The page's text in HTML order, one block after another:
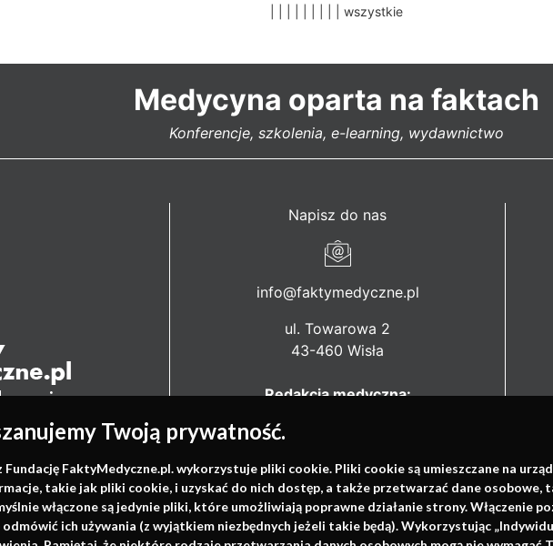
Twoją prywatność.
FaktyMedyczne.pl. wykorzystuje pliki cookie. Pliki cookie są umieszczane na
takie jak pliki cookie, i uzyskać do nich dostęp, a także przetwarzać dane
włączone są jedynie pliki, które umożliwiają poprawne działanie strony. Włączenie
ich używania (z wyjątkiem niezbędnych jeżeli takie będą). Wykorzystując
wszystkie
Medycyna oparta na faktach
Konferencje, szkolenia, e-learning, wydawnictwo
Napisz do nas
info@faktymedyczne.pl
ul. Towarowa 2
43-460 Wisła
Redakcja medyczna:
Biuro Zarządu Fundacji:
ul. Rodawska 26
61-312 Poznań